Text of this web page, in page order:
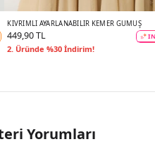
KIVRIMLI AYARLANABILIR KEMER GÜMÜŞ
449,90 TL
2. Üründe %30 İndirim!
Yorumları